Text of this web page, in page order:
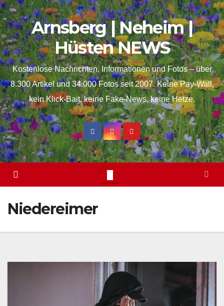
springen
Skip
to
content
Arnsberg | Neheim |
Hüsten NEWS
Kostenlose Nachrichten, Informationen und Fotos – über
8.300 Artikel und 34.000 Fotos seit 2007. Keine Pay-Wall,
kein Klick-Bait, keine Fake-News, keine Hetze.
Niedereimer